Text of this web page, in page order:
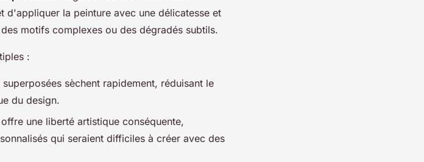
d'appliquer la peinture avec une délicatesse et
motifs complexes ou des dégradés subtils.
:
sèchent rapidement, réduisant le
du design.
une liberté artistique conséquente,
qui seraient difficiles à créer avec des